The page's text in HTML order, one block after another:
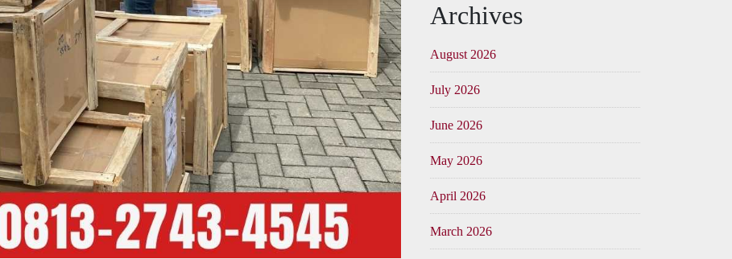
Archives
August 2026
July 2026
June 2026
May 2026
April 2026
March 2026